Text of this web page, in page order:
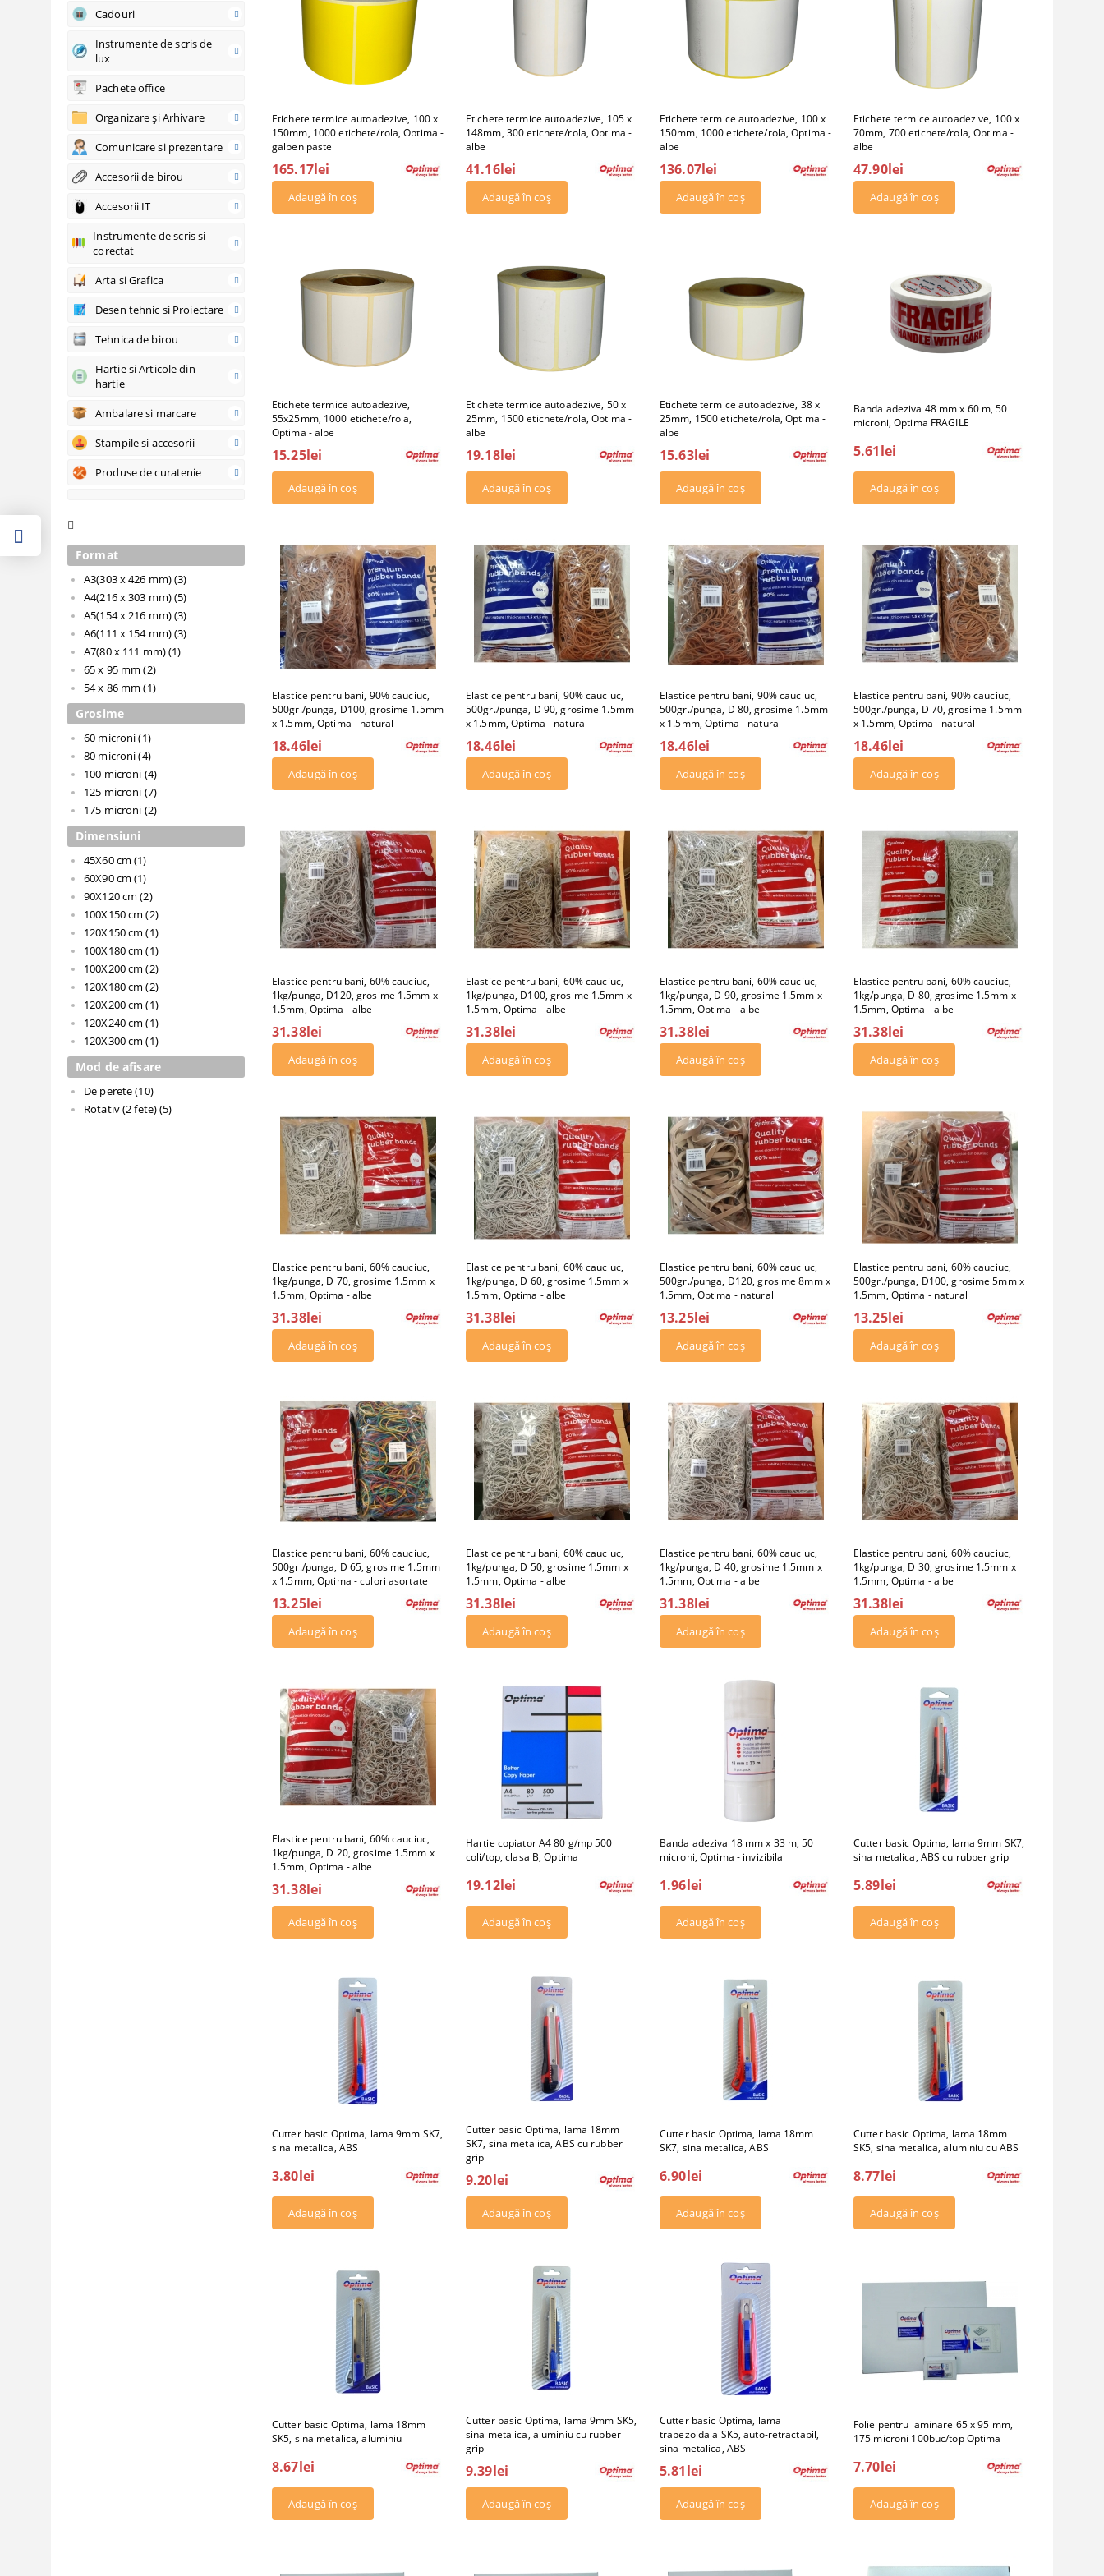
Cadouri
Instrumente de scris de
lux
Pachete office
Organizare şi Arhivare
Comunicare si prezentare
Accesorii de birou
Accesorii IT
Instrumente de scris si
corectat
Arta si Grafica
Desen tehnic si Proiectare
Tehnica de birou
Hartie si Articole din
hartie
Ambalare si marcare
Stampile si accesorii
Produse de curatenie
Format
A3(303 x 426 mm) (3)
A4(216 x 303 mm) (5)
A5(154 x 216 mm) (3)
A6(111 x 154 mm) (3)
A7(80 x 111 mm) (1)
65 x 95 mm (2)
54 x 86 mm (1)
Grosime
60 microni (1)
80 microni (4)
100 microni (4)
125 microni (7)
175 microni (2)
Dimensiuni
45X60 cm (1)
60X90 cm (1)
90X120 cm (2)
100X150 cm (2)
120X150 cm (1)
100X180 cm (1)
100X200 cm (2)
120X180 cm (2)
120X200 cm (1)
120X240 cm (1)
120X300 cm (1)
Mod de afisare
De perete (10)
Rotativ (2 fete) (5)
Etichete termice autoadezive, 100 x
150mm, 1000 etichete/rola, Optima -
galben pastel
165.17lei
Etichete termice autoadezive, 105 x
148mm, 300 etichete/rola, Optima -
albe
41.16lei
Etichete termice autoadezive, 100 x
150mm, 1000 etichete/rola, Optima -
albe
136.07lei
Etichete termice autoadezive, 100 x
70mm, 700 etichete/rola, Optima -
albe
47.90lei
Etichete termice autoadezive,
55x25mm, 1000 etichete/rola,
Optima - albe
15.25lei
Etichete termice autoadezive, 50 x
25mm, 1500 etichete/rola, Optima -
albe
19.18lei
Etichete termice autoadezive, 38 x
25mm, 1500 etichete/rola, Optima -
albe
15.63lei
Banda adeziva 48 mm x 60 m, 50
microni, Optima FRAGILE
5.61lei
Elastice pentru bani, 90% cauciuc,
500gr./punga, D100, grosime 1.5mm
x 1.5mm, Optima - natural
18.46lei
Elastice pentru bani, 90% cauciuc,
500gr./punga, D 90, grosime 1.5mm
x 1.5mm, Optima - natural
18.46lei
Elastice pentru bani, 90% cauciuc,
500gr./punga, D 80, grosime 1.5mm
x 1.5mm, Optima - natural
18.46lei
Elastice pentru bani, 90% cauciuc,
500gr./punga, D 70, grosime 1.5mm
x 1.5mm, Optima - natural
18.46lei
Elastice pentru bani, 60% cauciuc,
1kg/punga, D120, grosime 1.5mm x
1.5mm, Optima - albe
31.38lei
Elastice pentru bani, 60% cauciuc,
1kg/punga, D100, grosime 1.5mm x
1.5mm, Optima - albe
31.38lei
Elastice pentru bani, 60% cauciuc,
1kg/punga, D 90, grosime 1.5mm x
1.5mm, Optima - albe
31.38lei
Elastice pentru bani, 60% cauciuc,
1kg/punga, D 80, grosime 1.5mm x
1.5mm, Optima - albe
31.38lei
Elastice pentru bani, 60% cauciuc,
1kg/punga, D 70, grosime 1.5mm x
1.5mm, Optima - albe
31.38lei
Elastice pentru bani, 60% cauciuc,
1kg/punga, D 60, grosime 1.5mm x
1.5mm, Optima - albe
31.38lei
Elastice pentru bani, 60% cauciuc,
500gr./punga, D120, grosime 8mm x
1.5mm, Optima - natural
13.25lei
Elastice pentru bani, 60% cauciuc,
500gr./punga, D100, grosime 5mm x
1.5mm, Optima - natural
13.25lei
Elastice pentru bani, 60% cauciuc,
500gr./punga, D 65, grosime 1.5mm
x 1.5mm, Optima - culori asortate
13.25lei
Elastice pentru bani, 60% cauciuc,
1kg/punga, D 50, grosime 1.5mm x
1.5mm, Optima - albe
31.38lei
Elastice pentru bani, 60% cauciuc,
1kg/punga, D 40, grosime 1.5mm x
1.5mm, Optima - albe
31.38lei
Elastice pentru bani, 60% cauciuc,
1kg/punga, D 30, grosime 1.5mm x
1.5mm, Optima - albe
31.38lei
Elastice pentru bani, 60% cauciuc,
1kg/punga, D 20, grosime 1.5mm x
1.5mm, Optima - albe
31.38lei
Hartie copiator A4 80 g/mp 500
coli/top, clasa B, Optima
19.12lei
Banda adeziva 18 mm x 33 m, 50
microni, Optima - invizibila
1.96lei
Cutter basic Optima, lama 9mm SK7,
sina metalica, ABS cu rubber grip
5.89lei
Cutter basic Optima, lama 9mm SK7,
sina metalica, ABS
3.80lei
Cutter basic Optima, lama 18mm
SK7, sina metalica, ABS cu rubber
grip
9.20lei
Cutter basic Optima, lama 18mm
SK7, sina metalica, ABS
6.90lei
Cutter basic Optima, lama 18mm
SK5, sina metalica, aluminiu cu ABS
8.77lei
Cutter basic Optima, lama 18mm
SK5, sina metalica, aluminiu
8.67lei
Cutter basic Optima, lama 9mm SK5,
sina metalica, aluminiu cu rubber
grip
9.39lei
Cutter basic Optima, lama
trapezoidala SK5, auto-retractabil,
sina metalica, ABS
5.81lei
Folie pentru laminare 65 x 95 mm,
175 microni 100buc/top Optima
7.70lei